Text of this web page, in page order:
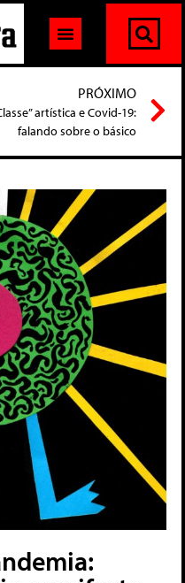
PRÓXIMO
artística e Covid-19:
falando sobre o básico